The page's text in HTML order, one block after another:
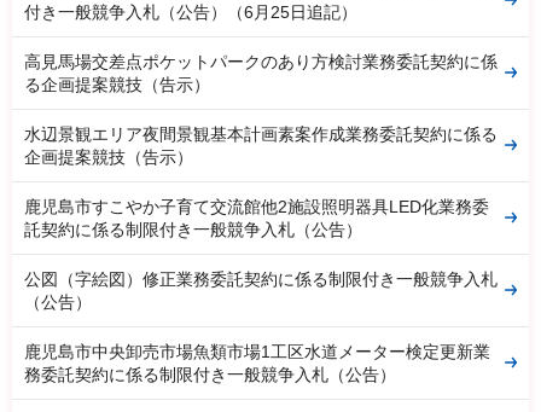
付き一般競争入札（公告）（6月25日追記）
高見馬場交差点ポケットパークのあり方検討業務委託契約に係
る企画提案競技（告示）
水辺景観エリア夜間景観基本計画素案作成業務委託契約に係る
企画提案競技（告示）
鹿児島市すこやか子育て交流館他2施設照明器具LED化業務委
託契約に係る制限付き一般競争入札（公告）
公図（字絵図）修正業務委託契約に係る制限付き一般競争入札
（公告）
鹿児島市中央卸売市場魚類市場1工区水道メーター検定更新業
務委託契約に係る制限付き一般競争入札（公告）